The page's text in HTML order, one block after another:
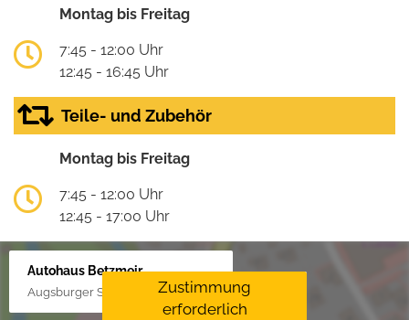
Montag bis Freitag
7:45 - 12:00 Uhr
12:45 - 16:45 Uhr
Teile- und Zubehör
Montag bis Freitag
7:45 - 12:00 Uhr
12:45 - 17:00 Uhr
Autohaus Betzmeir
Augsburger Str. 33, 86551 Aichach
Zustimmung
erforderlich